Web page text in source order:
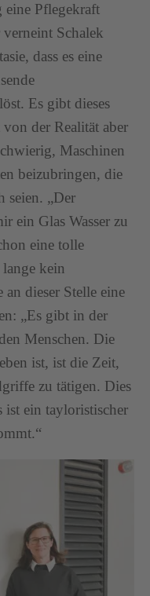
eine Pflegekraft
Schalek
dass es eine
Es gibt dieses
der Realität aber
Maschinen
beizubringen, die
seien. „Der
ein Glas Wasser zu
eine tolle
kein
an dieser Stelle eine
„Es gibt in der
Menschen. Die
ist, ist die Zeit,
zu tätigen. Dies
ist ein tayloristischer